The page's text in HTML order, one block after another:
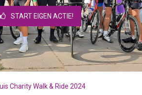
START EIGEN ACTIE!
Charity Walk & Ride 2024